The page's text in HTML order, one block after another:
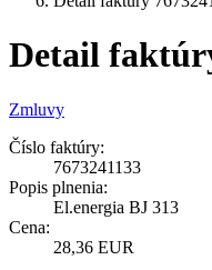
Detail
Zmluvy
Číslo faktúry:
7673241133
Popis plnenia:
El.energia BJ 313
Cena:
28,36 EUR